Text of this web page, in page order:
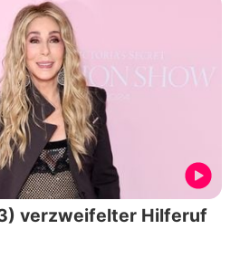
verzweifelter Hilferuf